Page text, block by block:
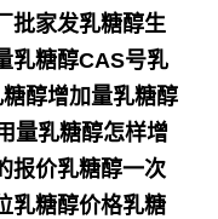
批家发乳糖醇生
乳糖醇CAS号乳
醇增加量乳糖醇
量乳糖醇怎样增
报价乳糖醇一次
乳糖醇价格乳糖